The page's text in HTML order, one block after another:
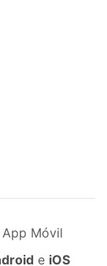
Móvil
e iOS